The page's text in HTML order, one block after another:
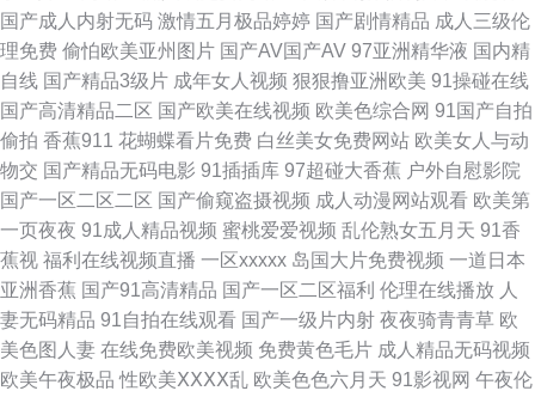
剧场青椒 91深夜福利视频 91吃瓜熟女 亚洲成人小说网站 欧美日韩综合另类
国产 激情开心 91网页在线看 香蕉伊人久久 久久国产精品视频网 草莓视屏s
亚洲91福利 亚洲丝浆 日韩理论在线观看 精品久久九 AV国产福利 91妻人人
爽人人看片 91N视频网站 蜜桃视频免费在线观看 91九色黑人外教 国产精品
com 性爱av天堂 先锋影音91欧美 午夜精品波多野吉依 三级久久视频 日韩欧
美成人网站在线 欧洲黄色精品 欧美日韩色色网 久久A精aVE 九久综艺香蕉
国产久久视频 黑丝喷水 东京热视屏 99福利导航在线观看 www先锋av 99热
国产成人内射无码 激情五月极品婷婷 国产剧情精品 成人三级伦
理免费 偷怕欧美亚州图片 国产AV国产AV 97亚洲精华液 国内精
自线 国产精品3级片 成年女人视频 狠狠撸亚洲欧美 91操碰在线
国产高清精品二区 国产欧美在线视频 欧美色综合网 91国产自拍
偷拍 香蕉911 花蝴蝶看片免费 白丝美女免费网站 欧美女人与动
物交 国产精品无码电影 91插插库 97超碰大香蕉 户外自慰影院
国产一区二区二区 国产偷窥盗摄视频 成人动漫网站观看 欧美第
一页夜夜 91成人精品视频 蜜桃爱爱视频 乱伦熟女五月天 91香
蕉视 福利在线视频直播 一区xxxxx 岛国大片免费视频 一道日本
亚洲香蕉 国产91高清精品 国产一区二区福利 伦理在线播放 人
妻无码精品 91自拍在线观看 国产一级片内射 夜夜骑青青草 欧
美色图人妻 在线免费欧美视频 免费黄色毛片 成人精品无码视频
欧美午夜极品 性欧美ⅩⅩⅩⅩ乱 欧美色色六月天 91影视网 午夜伦